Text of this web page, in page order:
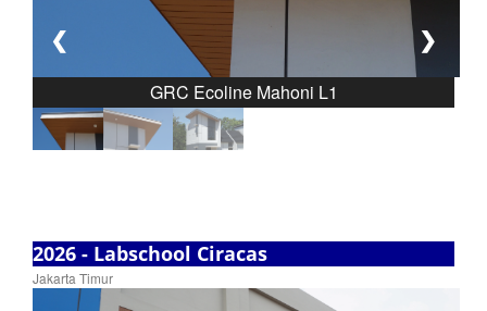
❮ ❯
GRC Ecoline Mahoni L1
2026 - Labschool Ciracas
Jakarta Timur